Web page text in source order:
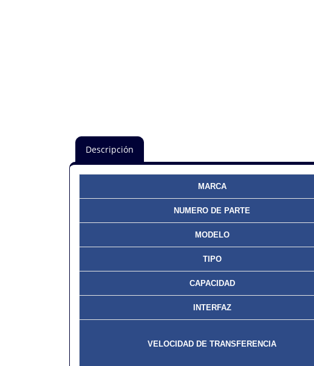
Descripción
MARCA
NUMERO DE PARTE
MODELO
TIPO
CAPACIDAD
INTERFAZ
VELOCIDAD DE TRANSFERENCIA